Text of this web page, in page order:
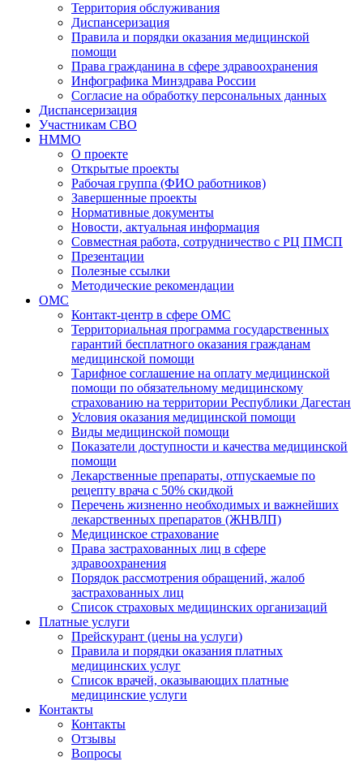
Территория обслуживания
Диспансеризация
Правила и порядки оказания медицинской
помощи
Права гражданина в сфере здравоохранения
Инфографика Минздрава России
Согласие на обработку персональных данных
Диспансеризация
Участникам СВО
НММО
О проекте
Открытые проекты
Рабочая группа (ФИО работников)
Завершенные проекты
Нормативные документы
Новости, актуальная информация
Совместная работа, сотрудничество с РЦ ПМСП
Презентации
Полезные ссылки
Методические рекомендации
ОМС
Контакт-центр в сфере ОМС
Территориальная программа государственных
гарантий бесплатного оказания гражданам
медицинской помощи
Тарифное соглашение на оплату медицинской
помощи по обязательному медицинскому
страхованию на территории Республики Дагестан
Условия оказания медицинской помощи
Виды медицинской помощи
Показатели доступности и качества медицинской
помощи
Лекарственные препараты, отпускаемые по
рецепту врача с 50% скидкой
Перечень жизненно необходимых и важнейших
лекарственных препаратов (ЖНВЛП)
Медицинское страхование
Права застрахованных лиц в сфере
здравоохранения
Порядок рассмотрения обращений, жалоб
застрахованных лиц
Список страховых медицинских организаций
Платные услуги
Прейскурант (цены на услуги)
Правила и порядки оказания платных
медицинских услуг
Список врачей, оказывающих платные
медицинские услуги
Контакты
Контакты
Отзывы
Вопросы